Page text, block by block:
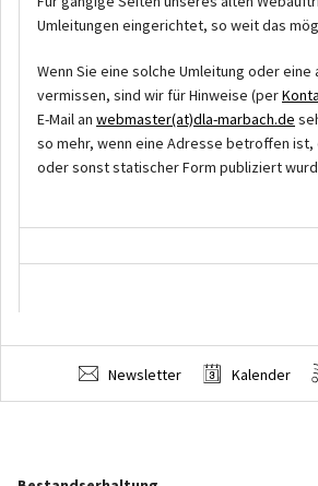
Newsletter Kalender